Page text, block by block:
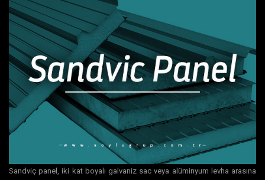
Sandviç panel, iki kat boyalı galvaniz sac veya alüminyum levha arasına